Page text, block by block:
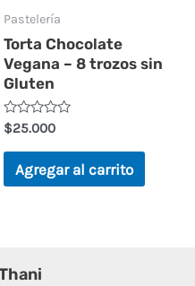
Pastelería
Torta Chocolate
Vegana – 8 trozos sin
Gluten
Valorado
en
0
$25.000
Agregar al carrito